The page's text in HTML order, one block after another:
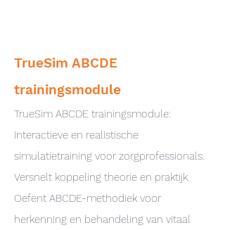
TrueSim ABCDE
trainingsmodule
TrueSim ABCDE trainingsmodule:
Interactieve en realistische
simulatietraining voor zorgprofessionals.
Versnelt koppeling theorie en praktijk.
Oefent ABCDE-methodiek voor
herkenning en behandeling van vitaal